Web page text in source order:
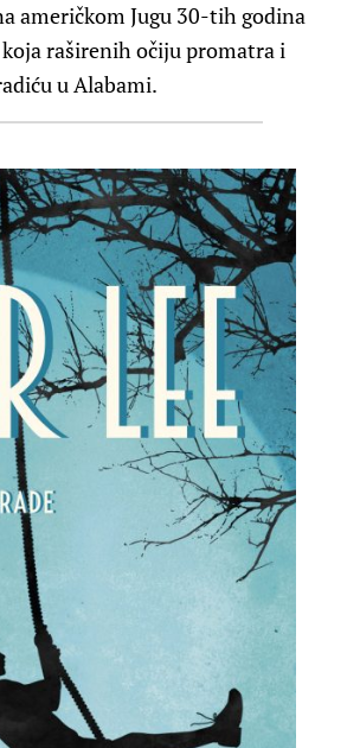
američkom Jugu 30-tih godina
raširenih očiju promatra i
u Alabami.